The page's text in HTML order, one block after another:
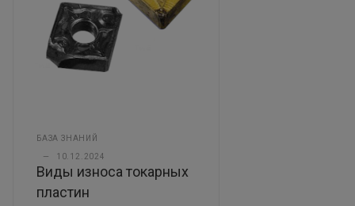
БАЗА ЗНАНИЙ
— 10.12.2024
Виды износа токарных
пластин